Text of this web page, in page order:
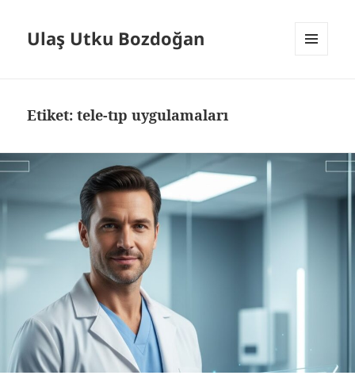
Ulaş Utku Bozdoğan
Etiket:tele-tıp uygulamaları